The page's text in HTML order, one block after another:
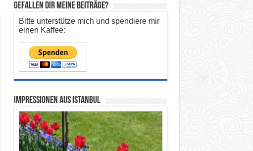
Gefallen dir meine Beiträge?
Bitte unterstütze mich und spendiere mir
einen Kaffee:
Impressionen aus Istanbul